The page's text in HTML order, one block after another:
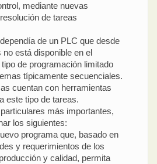
mediante nuevas
de tareas
de un PLC que desde
está disponible en el
de programación limitado
típicamente secuenciales.
cuentan con herramientas
este tipo de tareas.
más importantes,
los siguientes:
programa que, basado en
y requerimientos de los
y calidad, permita